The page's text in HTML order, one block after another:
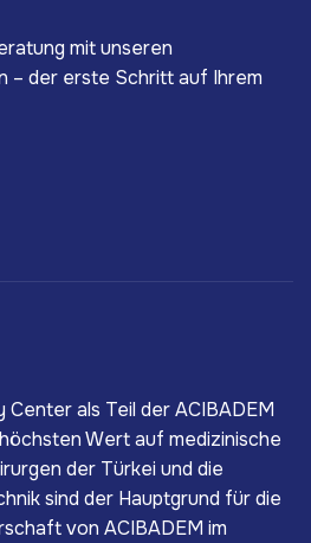
mit unseren
– der erste Schritt auf Ihrem
Center als Teil der ACIBADEM
Wert auf medizinische
der Türkei und die
sind der Hauptgrund für die
von ACIBADEM im